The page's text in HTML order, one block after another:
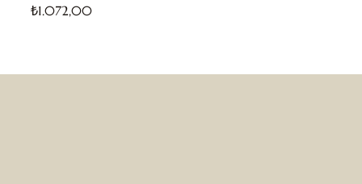
Fiyat
₺1.072,00